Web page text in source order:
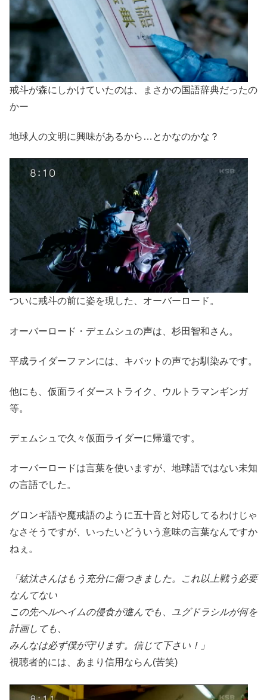
戒斗が森にしかけていたのは、まさかの国語辞典だったの
かー
地球人の文明に興味があるから…とかなのかな？
ついに戒斗の前に姿を現した、オーバーロード。
オーバーロード・デェムシュの声は、杉田智和さん。
平成ライダーファンには、キバットの声でお馴染みです。
他にも、仮面ライダーストライク、ウルトラマンギンガ
等。
デェムシュで久々仮面ライダーに帰還です。
オーバーロードは言葉を使いますが、地球語ではない未知
の言語でした。
グロンギ語や魔戒語のように五十音と対応してるわけじゃ
なさそうですが、いったいどういう意味の言葉なんですか
ねぇ。
「紘汰さんはもう充分に傷つきました。これ以上戦う必要
なんてない
この先ヘルヘイムの侵食が進んでも、ユグドラシルが何を
計画しても、
みんなは必ず僕が守ります。信じて下さい！」
視聴者的には、あまり信用ならん(苦笑)